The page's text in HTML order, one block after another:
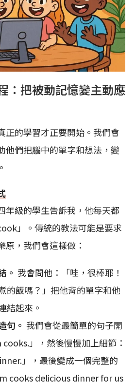
：把被動記憶變主動應
正的學習才正要開始。我們會
他們把腦中的單字和想法，變
年級的學生告訴我，他每天都
」。傳統的教法可能是要求
原，我們會這樣做：
。 我會問他：「哇，很棒耶！
的飯嗎？」把他背的單字和他
結起來。
句。 我們會從最簡單的句子開
」，然後慢慢加上細節：
」，最後變成一個完整的
cooks delicious dinner for us